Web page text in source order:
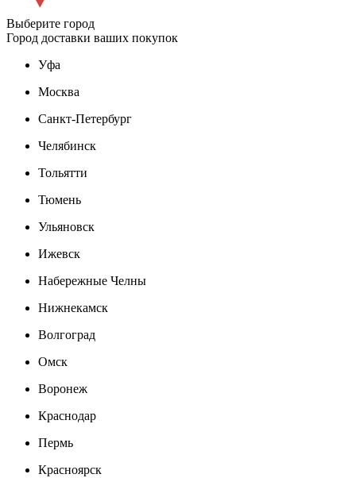
Выберите город
Город доставки ваших покупок
Уфа
Москва
Санкт-Петербург
Челябинск
Тольятти
Тюмень
Ульяновск
Ижевск
Набережные Челны
Нижнекамск
Волгоград
Омск
Воронеж
Краснодар
Пермь
Красноярск